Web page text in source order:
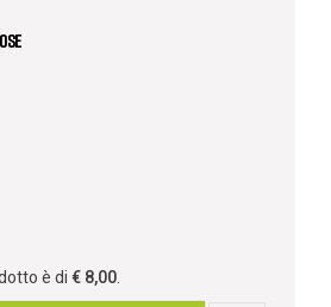
è di€8,00.